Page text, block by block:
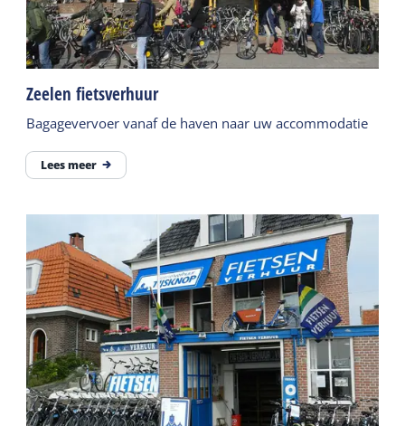
Zeelen fietsverhuur
Bagagevervoer vanaf de haven naar uw accommodatie
Lees meer